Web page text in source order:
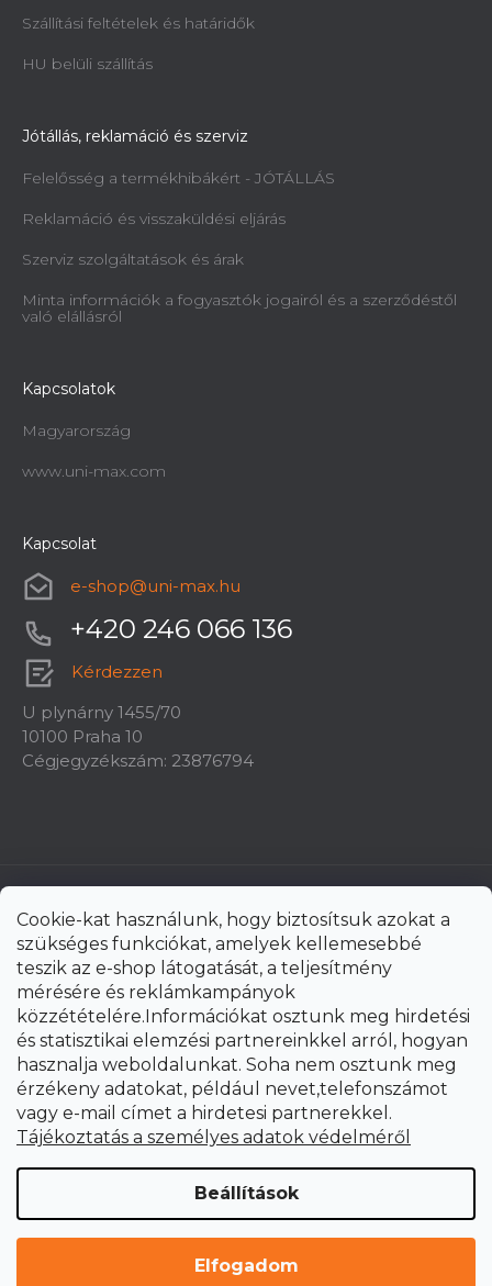
Cookie-kat használunk, hogy biztosítsuk azokat a
szükséges funkciókat, amelyek kellemesebbé
teszik az e-shop látogatását, a teljesítmény
mérésére és reklámkampányok
közzétételére.Információkat osztunk meg hirdetési
és statisztikai elemzési partnereinkkel arról, hogyan
hasznalja weboldalunkat. Soha nem osztunk meg
érzékeny adatokat, például nevet,telefonszámot
vagy e-mail címet a hirdetesi partnerekkel.
Tájékoztatás a személyes adatok védelméről
Beállítások
Elfogadom
Szállítási feltételek és határidők
HU belüli szállítás
Jótállás, reklamáció és szerviz
Felelősség a termékhibákért - JÓTÁLLÁS
Reklamáció és visszaküldési eljárás
Szerviz szolgáltatások és árak
Minta információk a fogyasztók jogairól és a szerződéstől
való elállásról
Kapcsolatok
Magyarország
www.uni-max.com
Kapcsolat
e-shop@uni-max.hu
+420 246 066 136
Kérdezzen
U plynárny 1455/70
10100 Praha 10
Cégjegyzékszám: 23876794
Shoptet Premium készítette
beállítások szerkesztése